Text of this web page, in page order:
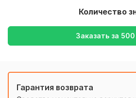
также уточнение моей работы:
русский или с русского на английский
Тематика:
Культура и искусство,
Семья, дети,
с Английского на Русский
Количество
Заказать за 500
Гарантия возврата